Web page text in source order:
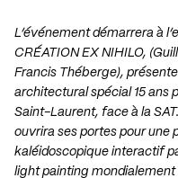
L’événement démarrera à
CRÉATION EX NIHILO,
Francis Théberge),
architectural spécial 15 ans
Saint-Laurent, face à la
ouvrira ses portes pour une
kaléidoscopique interactif
light painting mondialement